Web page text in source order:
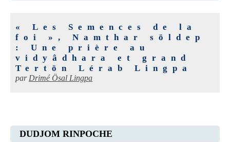
« Les Semences de la
foi », Namthar söldep
: Une prière au
vidyâdhara et grand
Tertön Lérab Lingpa
par Drimé Ösal Lingpa
DUDJOM RINPOCHE